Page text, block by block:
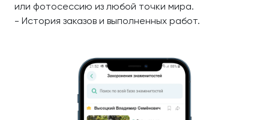
или фотосессию из любой точки мира.
- История заказов и выполненных работ.